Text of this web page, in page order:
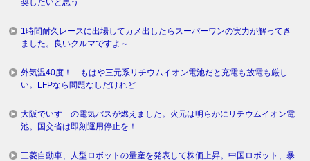
1時間耐久レースに出場してカメ出したらスーパーワンの実力が解ってき
ました。良いクルマですよ～
外気温40度！ もはや三元系リチウムイオン電池だと充電も放電も厳し
い。LFPなら問題なしだけれど
大阪でいすゞの電気バスが燃えました。火元は明らかにリチウムイオン電
池。国交省は即刻運用停止を！
三菱自動車、人型ロボットの量産を発表して株価上昇。中国ロボット、暴